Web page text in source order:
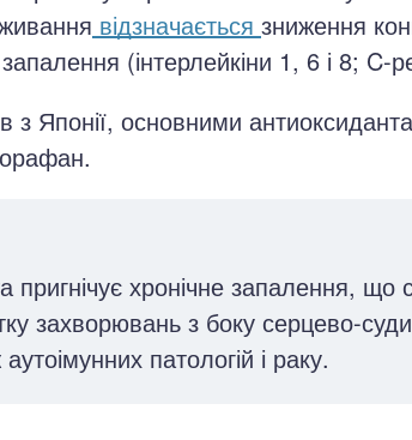
відзначається зниження
(інтерлейкіни 1, 6 і 8; C-
з Японії, основними
пригнічує хронічне запалення, що
захворювань з боку серцево-
патологій і раку.